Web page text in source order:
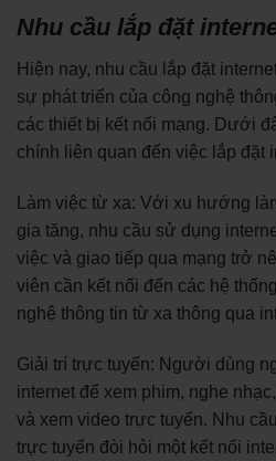
Nhu cầu lắp đặt
Hiện nay, nhu cầu lắp đặt
sự phát triển của công nghệ
các thiết bị kết nối mạng. Dưới
chính liên quan đến việc lắp đặt
Làm việc từ xa: Với xu hướng
gia tăng, nhu cầu sử dụng
việc và giao tiếp qua mạng trở
viên cần kết nối đến các hệ
nghệ thông tin từ xa thông qua
Giải trí trực tuyến: Người dùng
internet để xem phim, nghe
và xem video trực tuyến. Nhu
trực tuyến đòi hỏi một kết nối